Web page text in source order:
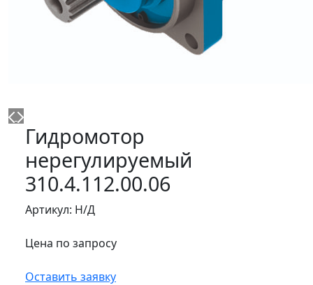
Гидромотор
нерегулируемый
310.4.112.00.06
Артикул: Н/Д
Цена по запросу
Оставить заявку